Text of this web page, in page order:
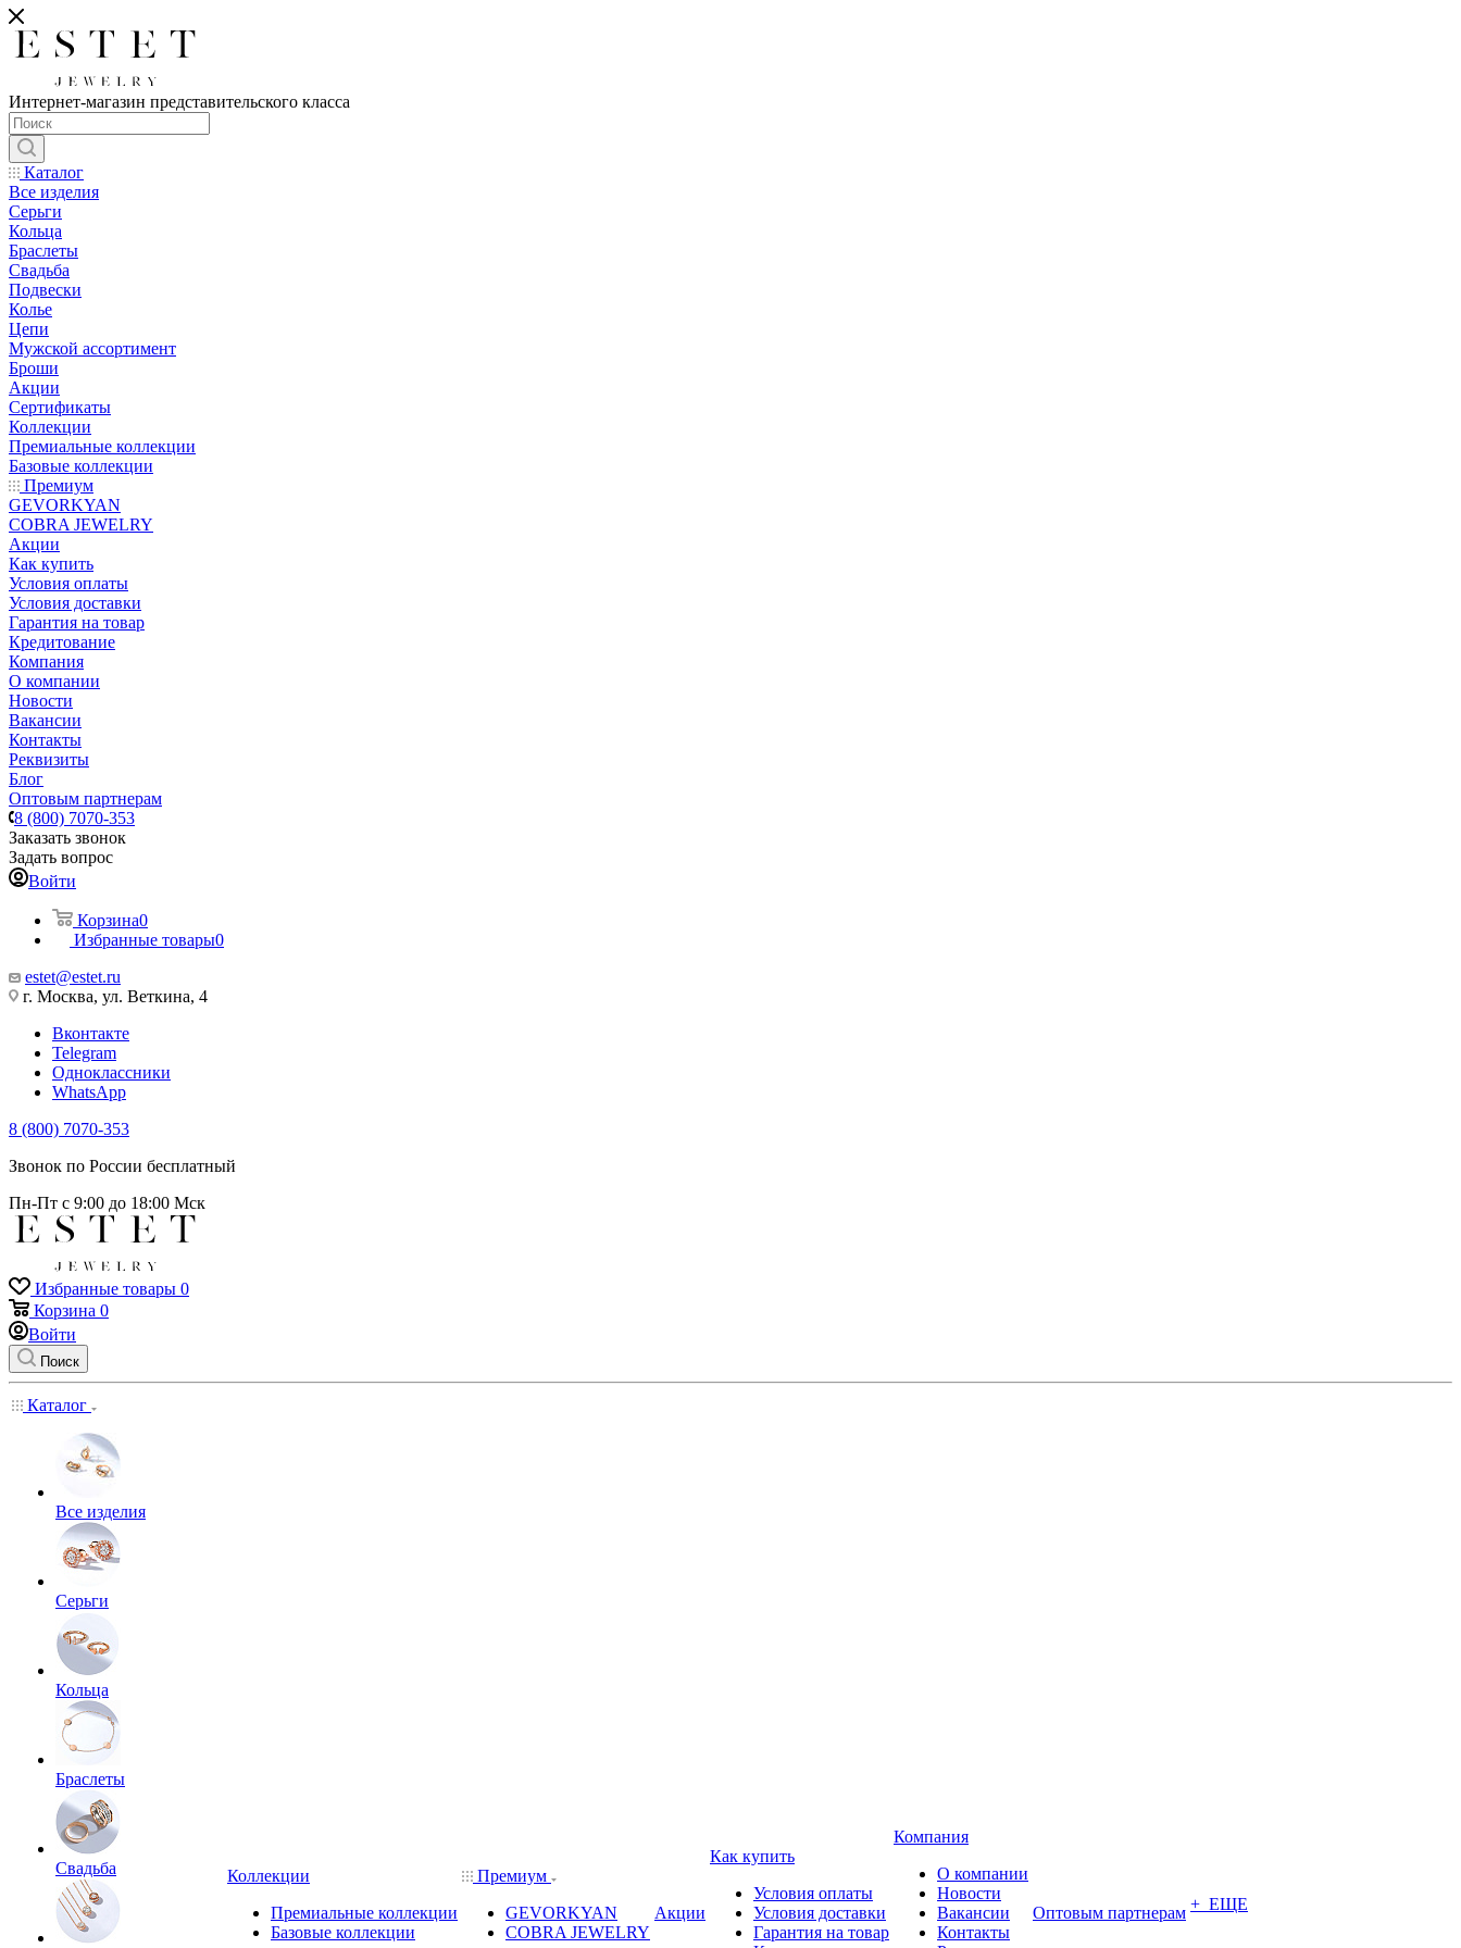
Интернет-магазин представительского класса
Каталог
Все изделия
Серьги
Кольца
Браслеты
Свадьба
Подвески
Колье
Цепи
Мужской ассортимент
Броши
Акции
Сертификаты
Коллекции
Премиальные коллекции
Базовые коллекции
Премиум
GEVORKYAN
COBRA JEWELRY
Акции
Как купить
Условия оплаты
Условия доставки
Гарантия на товар
Кредитование
Компания
О компании
Новости
Вакансии
Контакты
Реквизиты
Блог
Оптовым партнерам
8 (800) 7070-353
Заказать звонок
Задать вопрос
Войти
Корзина0
Избранные товары0
estet@estet.ru
г. Москва, ул. Веткина, 4
Вконтакте
Telegram
Одноклассники
WhatsApp
8 (800) 7070-353
Звонок по России бесплатный
Пн-Пт с 9:00 до 18:00 Мск
Избранные товары 0
Корзина 0
Войти
Поиск
Каталог
Все изделия
Серьги
Кольца
Браслеты
Свадьба
Коллекции
Премиальные коллекции
Базовые коллекции
Премиум
GEVORKYAN
COBRA JEWELRY
Акции
Как купить
Условия оплаты
Условия доставки
Гарантия на товар
Компания
О компании
Новости
Вакансии
Контакты
Оптовым партнерам + ЕЩЕ